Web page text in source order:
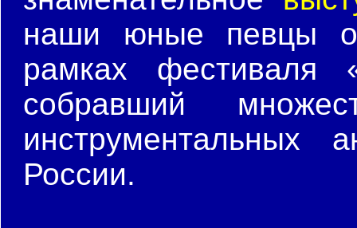
наши юные певцы
рамках фестиваля
собравший
инструментальных
России.